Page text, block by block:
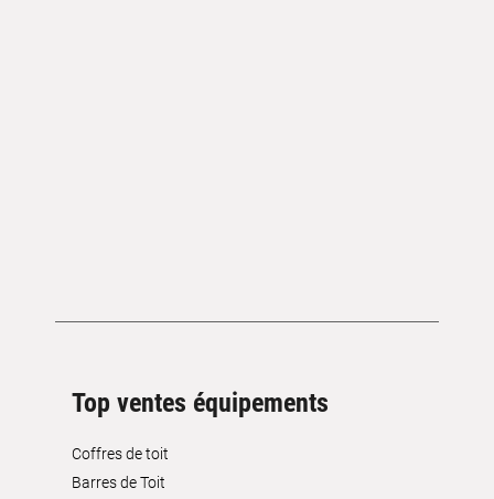
Top ventes équipements
Coffres de toit
Barres de Toit